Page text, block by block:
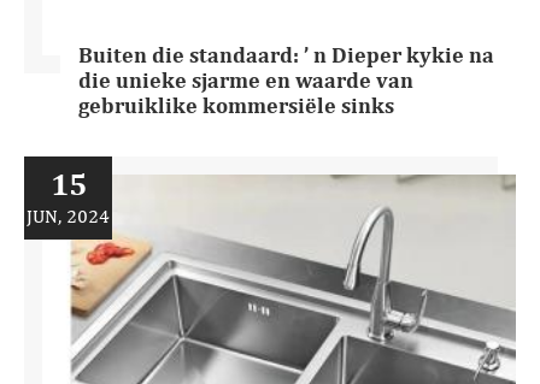
Buiten die standaard: ’ n Dieper kykie na
die unieke sjarme en waarde van
gebruiklike kommersiële sinks
15
JUN, 2024